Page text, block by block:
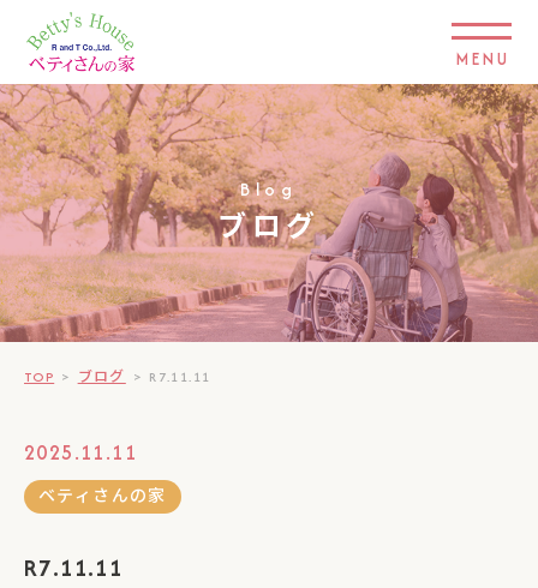
MENU
Blog
ブログ
TOP > ブログ > R7.11.11
2025.11.11
ベティさんの家
R7.11.11